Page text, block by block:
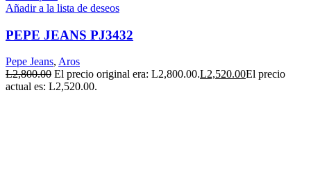
Añadir a la lista de deseos
PEPE JEANS PJ3432
Pepe Jeans, Aros
L2,800.00 El precio original era: L2,800.00.L2,520.00El precio
actual es: L2,520.00.